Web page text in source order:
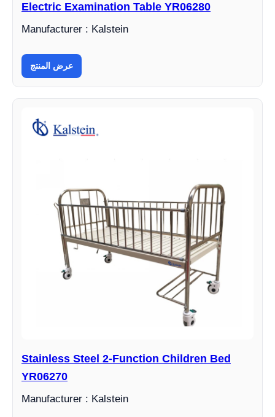
Electric Examination Table YR06280
Manufacturer : Kalstein
عرض المنتج
Stainless Steel 2-Function Children Bed
YR06270
Manufacturer : Kalstein